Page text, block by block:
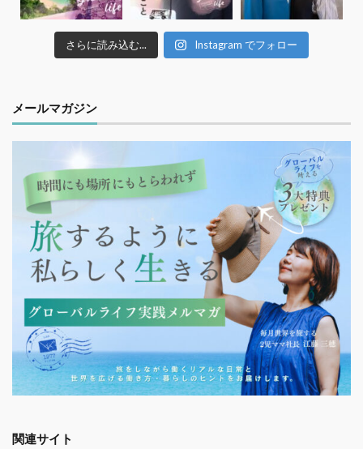
さらに読み込む... Instagram でフォロー
メールマガジン
関連サイト